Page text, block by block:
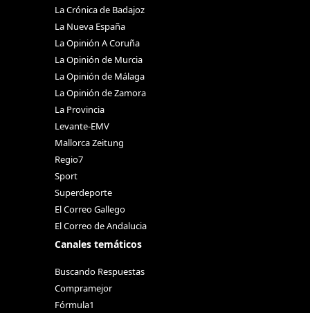
La Crónica de Badajoz
La Nueva España
La Opinión A Coruña
La Opinión de Murcia
La Opinión de Málaga
La Opinión de Zamora
La Provincia
Levante-EMV
Mallorca Zeitung
Regio7
Sport
Superdeporte
El Correo Gallego
El Correo de Andalucia
Canales temáticos
Buscando Respuestas
Compramejor
Fórmula1